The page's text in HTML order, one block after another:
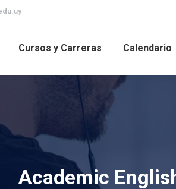
Cursos y Carreras Calendario
Academic